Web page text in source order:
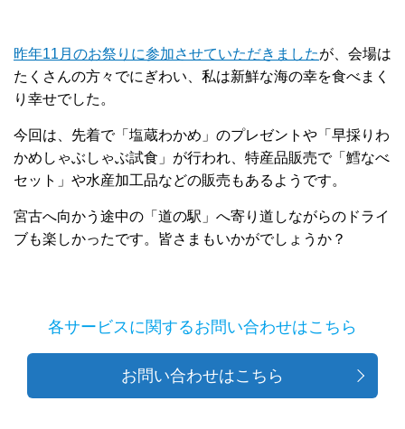
昨年11月のお祭りに参加させていただきましたが、会場は
たくさんの方々でにぎわい、私は新鮮な海の幸を食べまく
り幸せでした。
今回は、先着で「塩蔵わかめ」のプレゼントや「早採りわ
かめしゃぶしゃぶ試食」が行われ、特産品販売で「鱈なべ
セット」や水産加工品などの販売もあるようです。
宮古へ向かう途中の「道の駅」へ寄り道しながらのドライ
ブも楽しかったです。皆さまもいかがでしょうか？
各サービスに関するお問い合わせはこちら
お問い合わせはこちら